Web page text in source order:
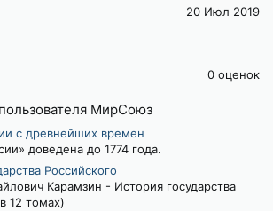
20 Июл 2019
0 оценок
МирСоюз
с древнейших времен
доведена до 1774 года.
Российского
Карамзин - История государства
12 томах)